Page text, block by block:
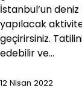
İstanbul’un
yapılacak
geçirirsiniz.
edebilir ve…
12 Nisan 2022